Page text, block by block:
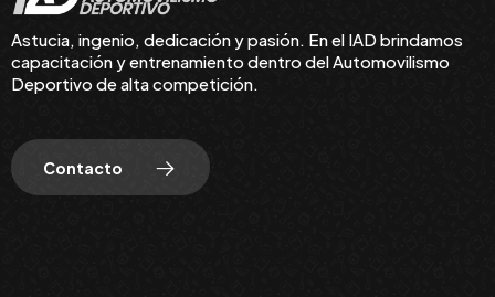
Astucia, ingenio, dedicación y pasión. En el IAD brindamos
capacitación y entrenamiento dentro del Automovilismo
Deportivo de alta competición.
Contacto